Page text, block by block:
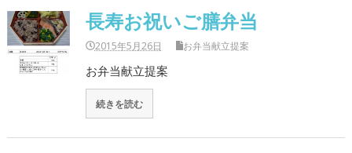
長寿お祝いご膳弁当
2015年5月26日 お弁当献立提案
お弁当献立提案
続きを読む